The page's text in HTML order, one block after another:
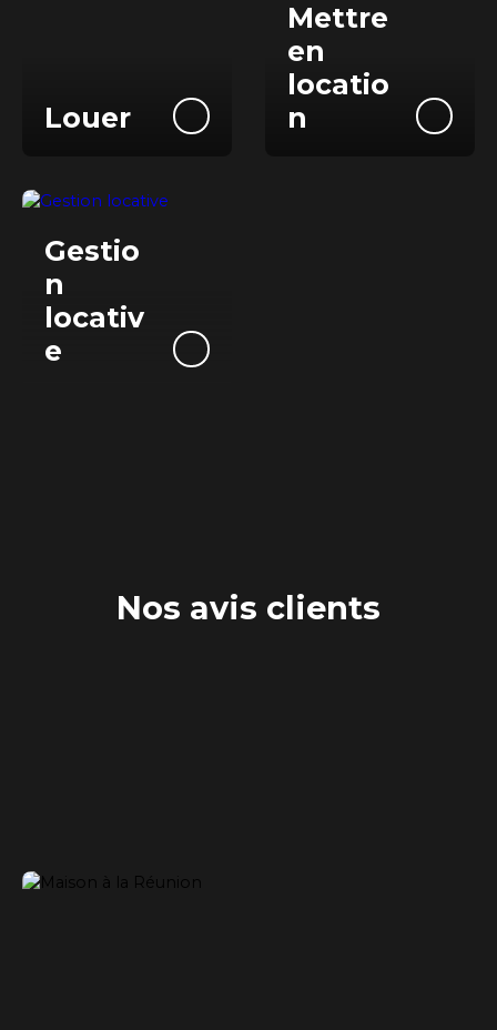
Louer
Mettre
en
locatio
n
Gestio
n
locativ
e
Nos avis clients